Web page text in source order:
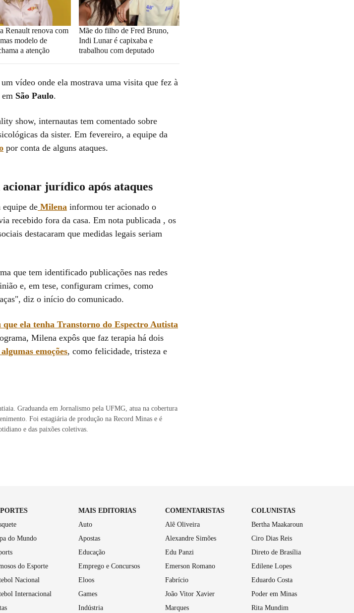
Renault renova com
modelo de
a atenção
Mãe do filho de Fred Bruno,
Indi Lunar é capixaba e
trabalhou com deputado
vídeo onde ela mostrava uma visita que fez à
em São Paulo.
show, internautas tem comentado sobre
da sister. Em fevereiro, a equipe da
por conta de alguns ataques.
jurídico após ataques
de Milena informou ter acionado o
recebido fora da casa. Em nota publicada , os
destacaram que medidas legais seriam
que tem identificado publicações nas redes
e, em tese, configuram crimes, como
diz o início do comunicado.
que ela tenha Transtorno do Espectro Autista
Milena expôs que faz terapia há dois
emoções, como felicidade, tristeza e
Graduanda em Jornalismo pela UFMG, atua na cobertura
Foi estagiária de produção na Record Minas e é
e das paixões coletivas.
do Mundo
do Esporte
Nacional
Internacional
MAIS EDITORIAS
Auto
Apostas
Educação
Emprego e Concursos
Eloos
Games
Indústria
COMENTARISTAS
Alê Oliveira
Alexandre Simões
Edu Panzi
Emerson Romano
Fabrício
João Vitor Xavier
Marques
COLUNISTAS
Bertha Maakaroun
Ciro Dias Reis
Direto de Brasília
Edilene Lopes
Eduardo Costa
Poder em Minas
Rita Mundim